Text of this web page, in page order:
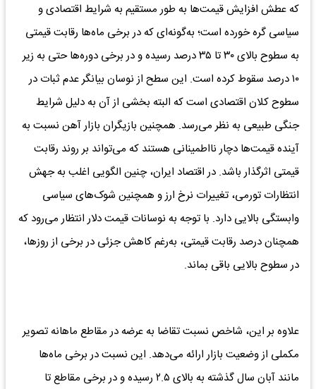
که عطش افزایش قیمت‌ها به طور مستقیم به شرایط اقتصادی و
سیاسی گره خورده است؛ به‌گونه‌ای که در برخی ماه‌ها رقابت قیمتی
به سطوح بالای ۳۰ تا ۳۵ درصد رسیده و در برخی دوره‌ها حتی به زیر
۱۰ درصد سقوط کرده است. این سطح از نوسان بیانگر عدم ثبات در
سطوح کلان اقتصادی است که البته بخشی از آن به دلیل شرایط
جنگی طبیعی به نظر می‌رسد. همچنین بازیگران بازار آهن نسبت به
آینده قیمت‌ها دچار نااطمینانی هستند که می‌تواند بر روند رقابت
قیمتی اثرگذار باشد. در اقتصاد ایران، چنین الگویی اغلب به جهش
انتظارات تورمی، تغییرات نرخ ارز و همچنین شوک‌های سیاسی
وابستگی بالایی دارد. با توجه به نوسانات قیمت دلار انتظار می‌رود که
همچنان درصد رقابت قیمتی، به‌رغم کاهش جزئی در برخی از روزها،
در سطوح بالایی باقی بماند.
علاوه بر این، شاخص نسبت تقاضا به عرضه در مقاطع ماهانه تصویر
مکملی از وضعیت بازار ارائه می‌دهد. این نسبت در برخی ماه‌ها
مانند آبان سال گذشته به بالای ۲.۵ رسیده و در برخی مقاطع تا